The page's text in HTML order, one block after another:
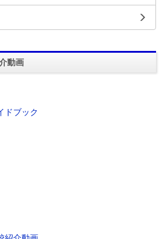
動画
ドブック